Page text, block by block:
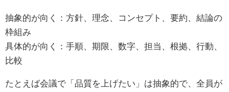
抽象的が向く：方針、理念、コンセプト、要約、結論の
枠組み
具体的が向く：手順、期限、数字、担当、根拠、行動、
比較
たとえば会議で「品質を上げたい」は抽象的で、全員が